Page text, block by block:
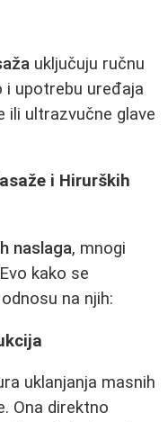
uključuju ručnu
i upotrebu uređaja
ili ultrazvučne glave
i Hirurških
naslaga, mnogi
kako se
na njih:
uklanjanja masnih
Ona direktno